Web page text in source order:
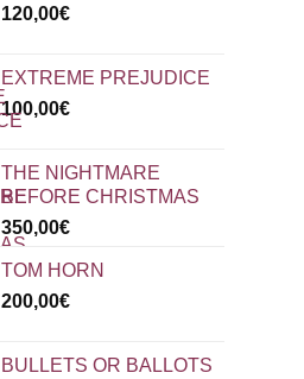
120,00€
EXTREME PREJUDICE
100,00€
THE NIGHTMARE
BEFORE CHRISTMAS
350,00€
TOM HORN
200,00€
BULLETS OR BALLOTS